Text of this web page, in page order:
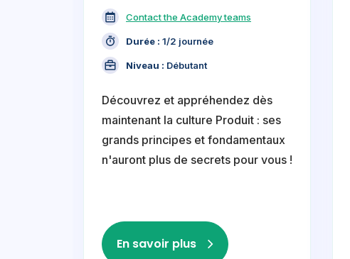
Contact the Academy teams
Durée : 1/2 journée
Niveau : Débutant
Découvrez et appréhendez dès
maintenant la culture Produit : ses
grands principes et fondamentaux
n'auront plus de secrets pour vous !
En savoir plus